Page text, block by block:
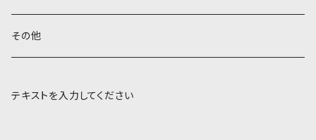
その他
テキストを入力してください